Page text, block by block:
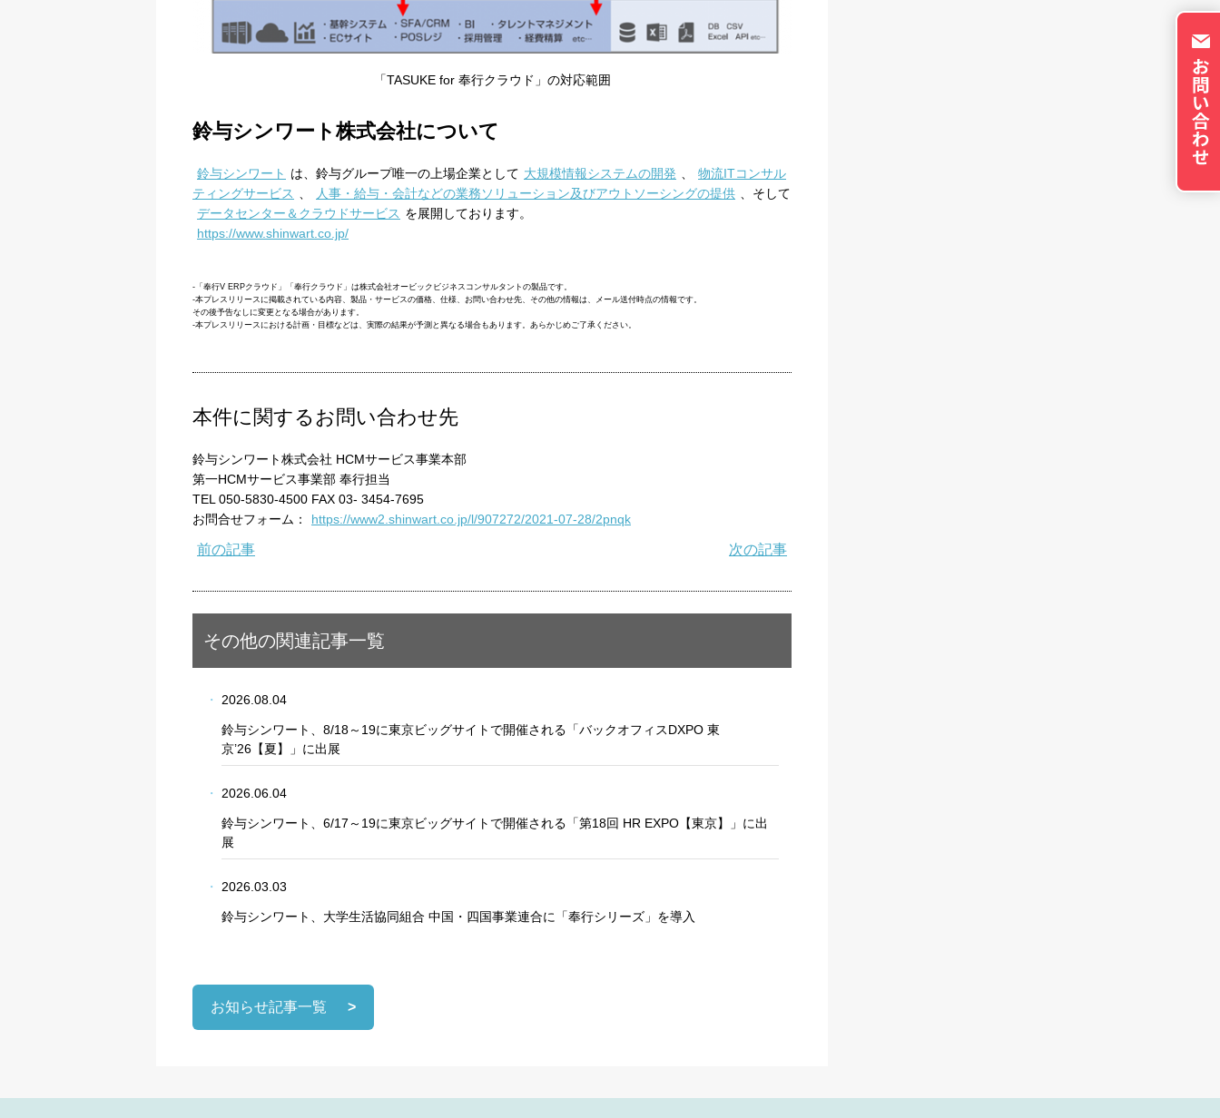
「TASUKE for 奉行クラウド」の対応範囲
鈴与シンワート株式会社について
鈴与シンワート は、鈴与グループ唯一の上場企業として 大規模情報システムの開発
物流ITコンサル
ティングサービス
人事・給与・会計などの業務ソリューション及びアウトソーシングの提供
、そして
データセンター＆クラウドサービス を展開しております。
https://www.shinwart.co.jp/
-「奉行V ERPクラウド」「奉行クラウド」は株式会社オービックビジネスコンサルタントの製品です。
-本プレスリリースに掲載されている内容、製品・サービスの価格、仕様、お問い合わせ先、その他の情報は、メール送付時点の情報です。
その後予告なしに変更となる場合があります。
-本プレスリリースにおける計画・目標などは、実際の結果が予測と異なる場合もあります。あらかじめご了承ください。
本件に関するお問い合わせ先
鈴与シンワート株式会社 HCMサービス事業本部
第一HCMサービス事業部 奉行担当
TEL 050-5830-4500 FAX 03- 3454-7695
お問合せフォーム：
https://www2.shinwart.co.jp/l/907272/2021-07-28/2pnqk
前の記事 次の記事
その他の関連記事一覧
2026.08.04
鈴与シンワート、8/18～19に東京ビッグサイトで開催される「バックオフィスDXPO 東
京’26【夏】」に出展
2026.06.04
鈴与シンワート、6/17～19に東京ビッグサイトで開催される「第18回 HR EXPO【東京】」に出
展
2026.03.03
鈴与シンワート、大学生活協同組合 中国・四国事業連合に「奉行シリーズ」を導入
お知らせ記事一覧
一部の Cookie を無効化した場合、サイトの利用やサービスの利用に影響
が出る可能性があります。
詳細情報